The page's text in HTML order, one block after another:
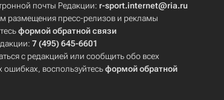
почты Редакции: r-sport.internet@ria.ru
размещения пресс-релизов и рекламы
формой обратной связи
7 (495) 645-6601
с редакцией или сообщить обо всех
ошибках, воспользуйтесьформой обратной